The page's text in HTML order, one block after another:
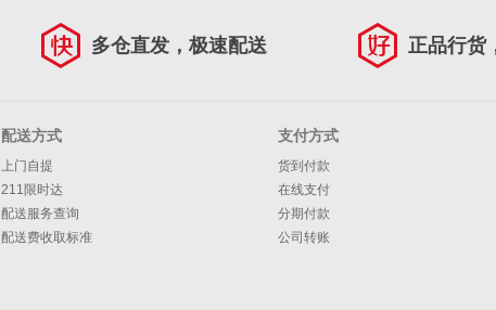
多仓直发，极速配送 正品行货
配送方式
上门自提
211限时达
配送服务查询
配送费收取标准
支付方式
货到付款
在线支付
分期付款
公司转账